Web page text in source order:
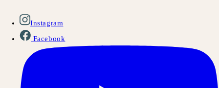
Instagram
Facebook